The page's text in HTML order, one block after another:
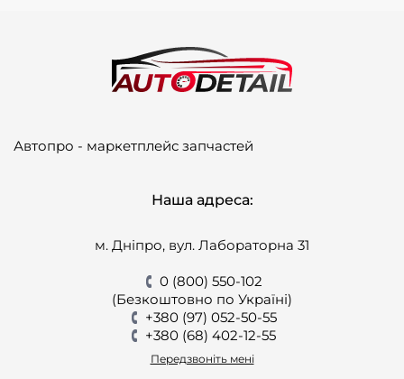
Автопро - маркетплейс запчастей
Наша адреса:
м. Дніпро, вул. Лабораторна 31
0 (800) 550-102
(Безкоштовно по Україні)
+380 (97) 052-50-55
+380 (68) 402-12-55
Передзвоніть мені